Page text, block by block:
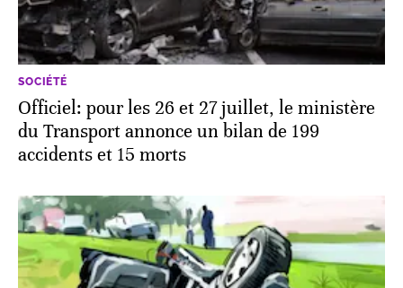
SOCIÉTÉ
Officiel: pour les 26 et 27 juillet, le ministère
du Transport annonce un bilan de 199
accidents et 15 morts